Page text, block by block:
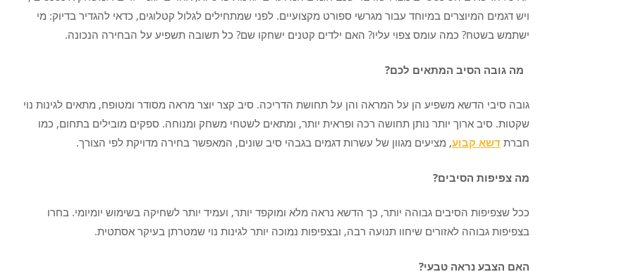
ויש דגמים המיוצרים במיוחד עבור מגרשי ספורט מקצועיים. לפני שמתחילים לגלול קטלוגים, כדאי להגדיר בדיוק: מי
ישתמש בשטח? כמה עומס צפוי עליו? האם ילדים קטנים ישחקו שם? כל תשובה תשפיע על הבחירה הנכונה.
מה גובה הסיב המתאים לכם?
גובה סיבי הדשא משפיע הן על המראה והן על תחושת הדריכה. סיב קצר יוצר מראה מסודר ומטופח, מתאים לגינות נוי
שקטות. סיב ארוך יותר נותן תחושה רכה ופראית יותר, ומתאים לשטחי משחק ומנוחה. ספקים מובילים בתחום, כמו
חברת דשא קבוע, מציעים מגוון של עשרות דגמים בגבהי סיב שונים, המאפשר בחירה מדויקת לפי הצורך.
מה צפיפות הסיבים?
ככל שצפיפות הסיבים גבוהה יותר, כך הדשא נראה מלא ומוקפד יותר, ועמיד יותר לשחיקה בשימוש יומיומי. בחרו
בצפיפות גבוהה לאזורים שיחוו תנועה רבה, ובצפיפות נמוכה יותר לגינות נוי שמטרתן בעיקר אסתטית.
האם הצבע נראה טבעי?